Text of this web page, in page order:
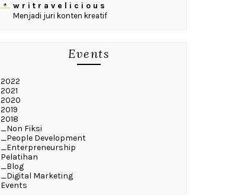
w r i t r a v e l i c i o u s
Menjadi juri konten kreatif
Events
2022
2021
2020
2019
2018
_Non Fiksi
_People Development
_Enterpreneurship
Pelatihan
_Blog
_Digital Marketing
Events